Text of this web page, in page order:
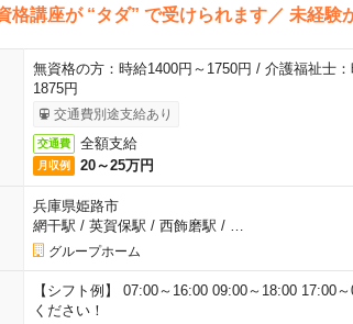
格講座が “タダ” で受けられます／ 未経
無資格の方：時給1400円～1750円 / 介護福祉士
1875円
交通費別途支給あり
交通費 全額支給
月収例 20～25万円
兵庫県姫路市
網干駅 / 英賀保駅 / 西飾磨駅 /
グループホーム
【シフト例】 07:00～16:00 09:00～18:00
ください！